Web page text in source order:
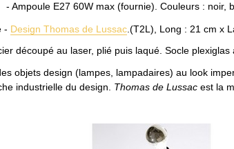
- Ampoule E27 60W max (fournie). Couleurs : noir,
- Design Thomas de Lussac .(T2L), Long : 21 cm x
découpé au laser, plié puis laqué. Socle plexiglas
objets design (lampes, lampadaires) au look
industrielle du design. Thomas de Lussac est la